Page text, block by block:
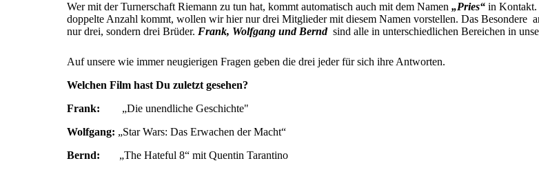
Wer mit der Turnerschaft Riemann zu tun hat, kommt automatisch auch mit dem Namen „Pries“ in Kontakt.
doppelte Anzahl kommt, wollen wir hier nur drei Mitglieder mit diesem Namen vorstellen. Das Besondere
nur drei, sondern drei Brüder. Frank, Wolfgang und Berndsind alle in unterschiedlichen Bereichen in
Auf unsere wie immer neugierigen Fragen geben die drei jeder für sich ihre Antworten.
Welchen Film hast Du zuletzt gesehen?
Frank: „Die unendliche Geschichte"
Wolfgang: „Star Wars: Das Erwachen der Macht“
Bernd: „The Hateful 8“ mit Quentin Tarantino